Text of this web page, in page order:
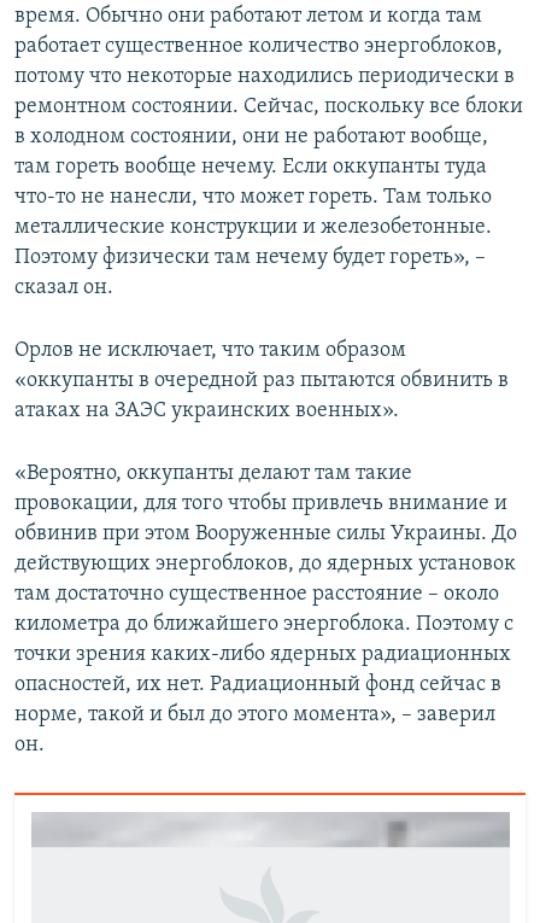
время. Обычно они работают летом и когда там
работает существенное количество энергоблоков,
потому что некоторые находились периодически в
ремонтном состоянии. Сейчас, поскольку все блоки
в холодном состоянии, они не работают вообще,
там гореть вообще нечему. Если оккупанты туда
что-то не нанесли, что может гореть. Там только
металлические конструкции и железобетонные.
Поэтому физически там нечему будет гореть», –
сказал он.
Орлов не исключает, что таким образом
«оккупанты в очередной раз пытаются обвинить в
атаках на ЗАЭС украинских военных».
«Вероятно, оккупанты делают там такие
провокации, для того чтобы привлечь внимание и
обвинив при этом Вооруженные силы Украины. До
действующих энергоблоков, до ядерных установок
там достаточно существенное расстояние – около
километра до ближайшего энергоблока. Поэтому с
точки зрения каких-либо ядерных радиационных
опасностей, их нет. Радиационный фонд сейчас в
норме, такой и был до этого момента», – заверил
он.